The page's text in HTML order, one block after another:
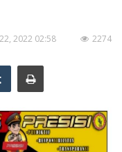
2022 02:58 2274